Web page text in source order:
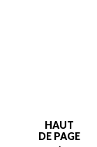
HAUT
DE PAGE